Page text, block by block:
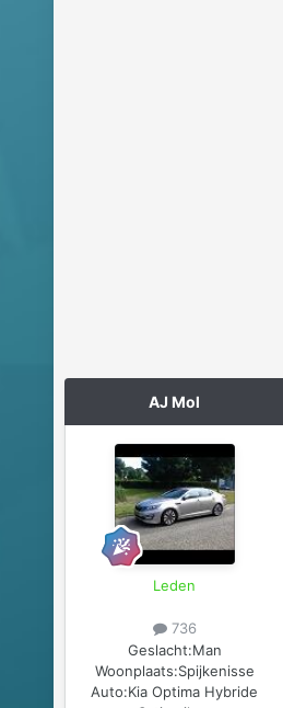
AJ Mol
Leden
736
Geslacht:Man
Woonplaats:Spijkenisse
Auto:Kia Optima Hybride